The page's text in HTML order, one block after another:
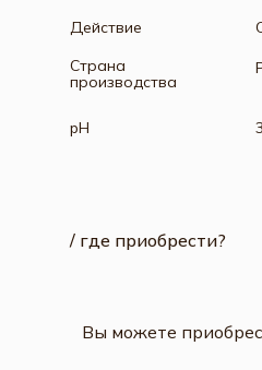
Действие
Страна
производства
pH
/ где приобрести?
Вы можете